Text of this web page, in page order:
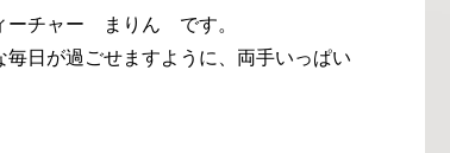
ーチャー まりん です。
日が過ごせますように、両手いっぱい